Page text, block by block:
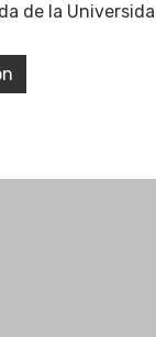
de la